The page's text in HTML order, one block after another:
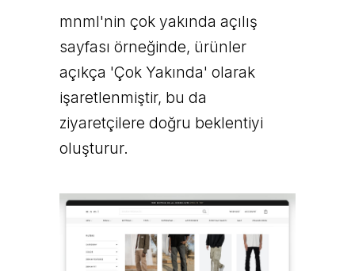
mnml'nin çok yakında açılış
sayfası örneğinde, ürünler
açıkça 'Çok Yakında' olarak
işaretlenmiştir, bu da
ziyaretçilere doğru beklentiyi
oluşturur.